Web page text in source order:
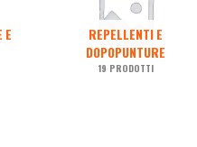
E
REPELLENTI E
DOPOPUNTURE
19 PRODOTTI